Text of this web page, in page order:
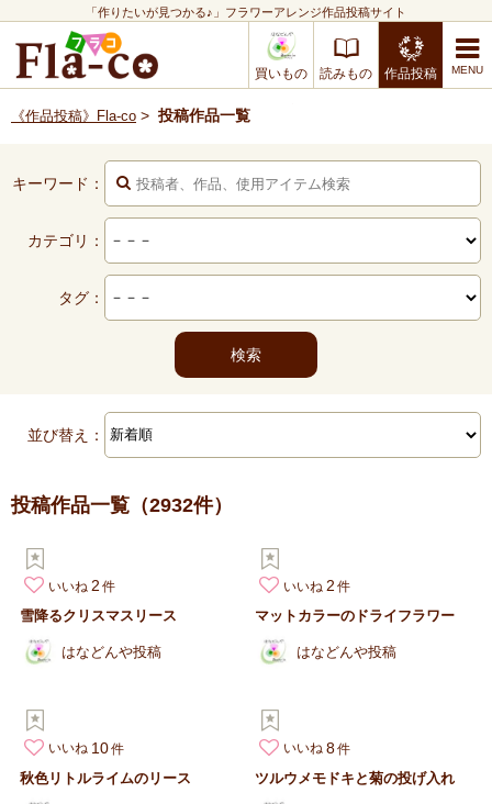
「作りたいが見つかる♪」フラワーアレンジ作品投稿サイト
買いもの 読みもの 作品投稿
《作品投稿》Fla-co > 投稿作品一覧
キーワード：
カテゴリ：
タグ：
並び替え：
投稿作品一覧 （2932件）
いいね 2
雪降るクリスマスリース
はなどんや投稿
いいね 2
マットカラーのドライフラワー
はなどんや投稿
いいね 10
秋色リトルライムのリース
いいね 8
ツルウメモドキと菊の投げ入れ